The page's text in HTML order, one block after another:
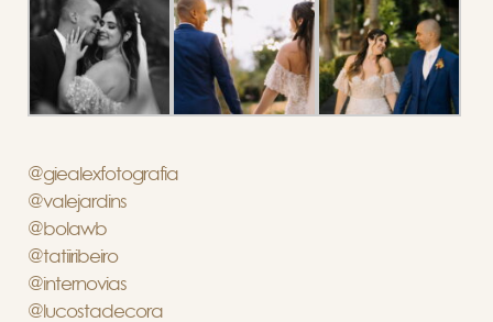
@giealexfotografia
@valejardins
@bolawb
@tatiiribeiro
@internovias
@lucostadecora